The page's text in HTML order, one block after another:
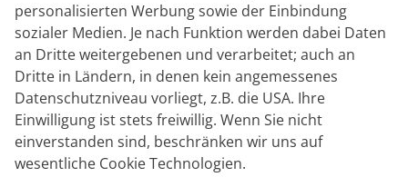
Lieferpartner
personalisierten Werbung sowie der Einbindung
sozialer Medien. Je nach Funktion werden dabei Daten
an Dritte weitergebenen und verarbeitet; auch an
Dritte in Ländern, in denen kein angemessenes
Datenschutzniveau vorliegt, z.B. die USA. Ihre
Einwilligung ist stets freiwillig. Wenn Sie nicht
einverstanden sind, beschränken wir uns auf
wesentliche Cookie Technologien.